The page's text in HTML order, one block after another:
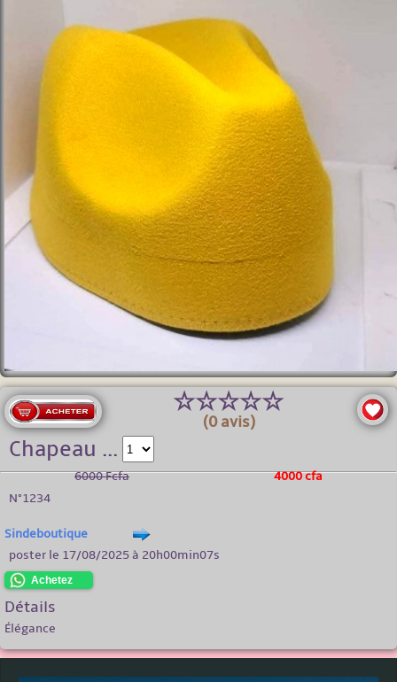
☆☆☆☆☆
(0 avis)
Chapeau ...
6000 Fcfa
4000 cfa
N°1234
Sindeboutique
poster le 17/08/2025 à 20h00min07s
Achetez
Détails
Élégance